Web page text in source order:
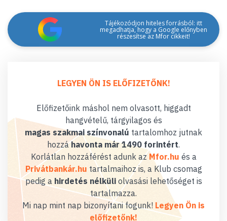
Tájékozódjon hiteles forrásból: itt
megadhatja, hogy a Google előnyben
részesítse az Mfor cikkeit!
LEGYEN ÖN IS ELŐFIZETŐNK!
Előfizetőink máshol nem olvasott, higgadt
hangvételű, tárgyilagos és
magas szakmai színvonalú tartalomhoz jutnak
hozzáhavonta már 1490 forintért.
Korlátlan hozzáférést adunk az Mfor.hu és a
Privátbankár.hu tartalmaihoz is, a Klub csomag
pedig a hirdetés nélküliolvasási lehetőséget is
tartalmazza.
Mi nap mint nap bizonyítani fogunk! Legyen Ön is
előfizetőnk!